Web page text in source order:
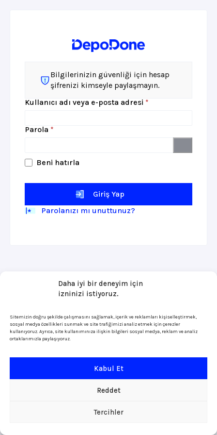
Daha iyi bir deneyim için
izninizi istiyoruz.
Sitemizin doğru şekilde çalışmasını sağlamak, içerik ve reklamları kişiselleştirmek,
sosyal medya özellikleri sunmak ve site trafiğimizi analiz etmek için çerezler
kullanıyoruz. Ayrıca, site kullanımınıza ilişkin bilgileri sosyal medya, reklam ve analiz
ortaklarımızla paylaşıyoruz.
Kabul Et
Reddet
Tercihler
Bilgilerinizin güvenliği için hesap
şifrenizi kimseyle paylaşmayın.
Kullanıcı adı veya e-posta adresi *
Parola *
Beni hatırla
Giriş Yap
Parolanızı mı unuttunuz?